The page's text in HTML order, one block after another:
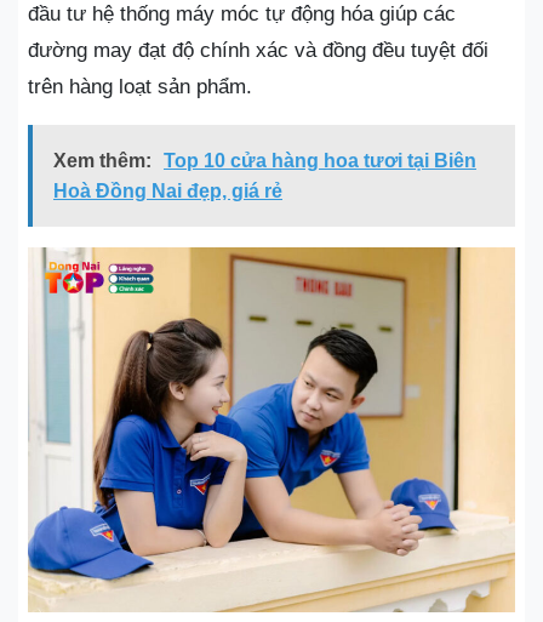
đầu tư hệ thống máy móc tự động hóa giúp các
đường may đạt độ chính xác và đồng đều tuyệt đối
trên hàng loạt sản phẩm.
Xem thêm:
Top 10 cửa hàng hoa tươi tại Biên
Hoà Đồng Nai đẹp, giá rẻ